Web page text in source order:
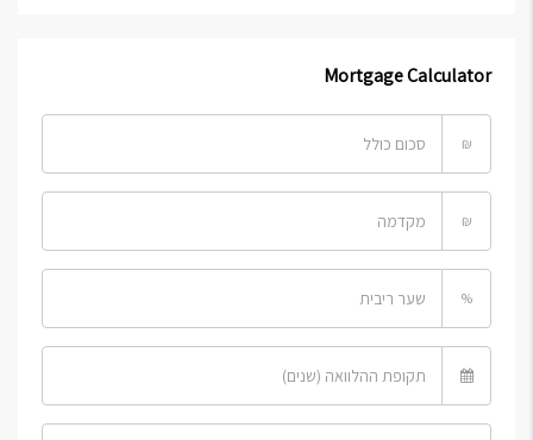
Mortgage Calculator
₪
₪
%